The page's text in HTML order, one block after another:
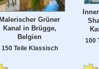
Malerischer Grüner
Kanal in Brügge,
Belgien
150 Teile Klassisch
100